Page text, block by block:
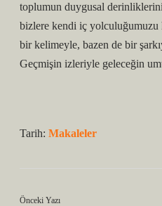
toplumun duygusal derinliklerini
bizlere kendi iç yolculuğumuzu
bir kelimeyle, bazen de bir
Geçmişin izleriyle geleceğin
Tarih: Makaleler
Önceki Yazı